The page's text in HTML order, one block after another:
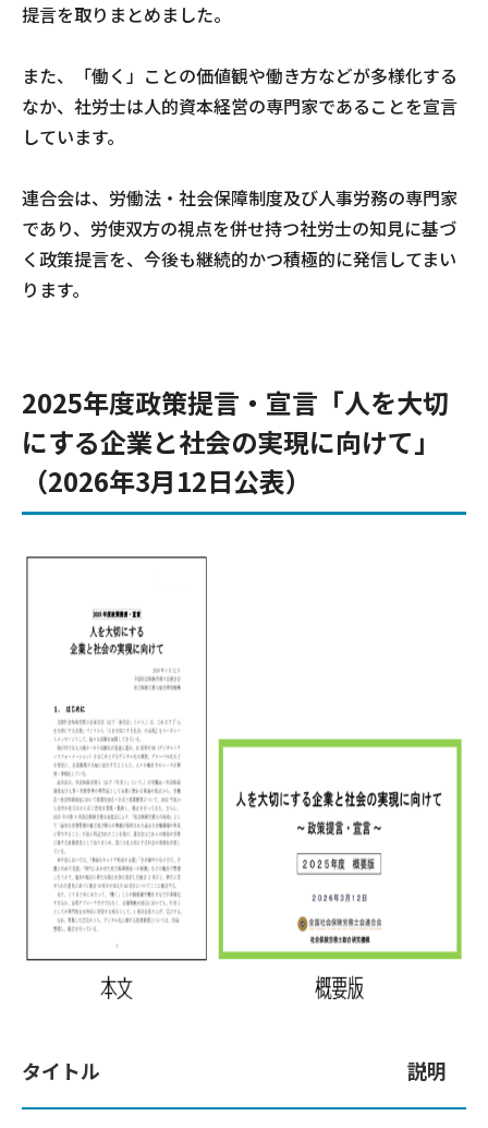
提言を取りまとめました。
また、「働く」ことの価値観や働き方などが多様化する
なか、社労士は人的資本経営の専門家であることを宣言
しています。
連合会は、労働法・社会保障制度及び人事労務の専門家
であり、労使双方の視点を併せ持つ社労士の知見に基づ
く政策提言を、今後も継続的かつ積極的に発信してまい
ります。
2025年度政策提言・宣言「人を大切
にする企業と社会の実現に向けて」
（2026年3月12日公表）
タイトル 説明